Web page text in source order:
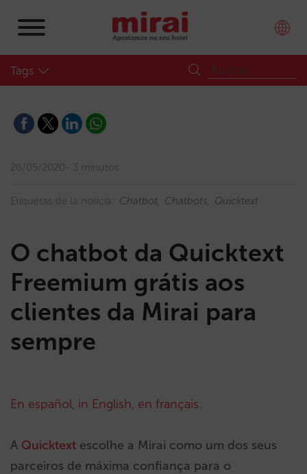
Tags
26/05/2020 3 minutos
Etiquetas de la noticia: Chatbot Chatbots Quicktext
O chatbot da Quicktext
Freemium grátis aos
clientes da Mirai para
sempre
En español, in English, en français.
A Quicktext escolhe a Mirai como um dos seus
parceiros de máxima confiança para o